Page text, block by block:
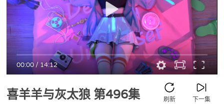
00:00/14:12
喜羊羊与灰太狼第496集 下一集
刷新